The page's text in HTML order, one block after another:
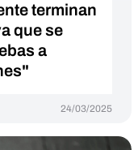
terminan
que se
a
24/03/2025